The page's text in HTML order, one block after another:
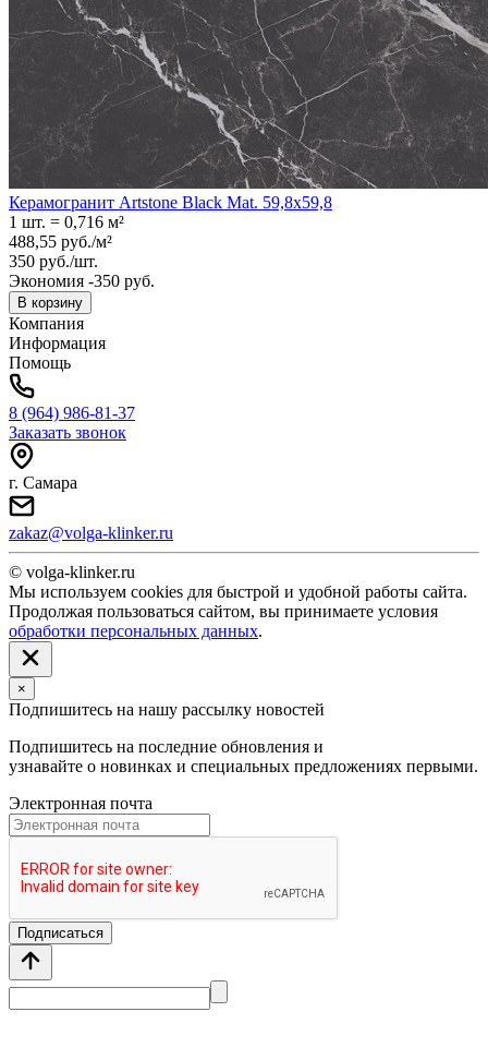
Керамогранит Artstone Black Mat. 59,8x59,8
1 шт. = 0,716 м²
488,55 руб./м²
350 руб./шт.
Экономия -350 руб.
В корзину
Компания
Информация
Помощь
8 (964) 986-81-37
Заказать звонок
г. Самара
zakaz@volga-klinker.ru
© volga-klinker.ru
Мы используем cookies для быстрой и удобной работы сайта.
Продолжая пользоваться сайтом, вы принимаете условия
обработки персональных данных.
×
Подпишитесь на нашу рассылку новостей
Подпишитесь на последние обновления и
узнавайте о новинках и специальных предложениях первыми.
Электронная почта
Подписаться